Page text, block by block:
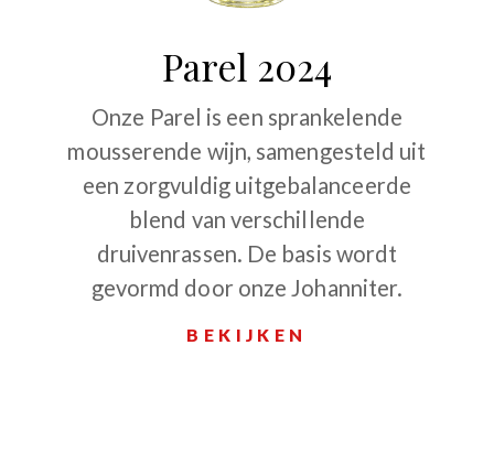
Parel 2024
Onze Parel is een sprankelende
mousserende wijn, samengesteld uit
een zorgvuldig uitgebalanceerde
blend van verschillende
druivenrassen. De basis wordt
gevormd door onze Johanniter.
BEKIJKEN